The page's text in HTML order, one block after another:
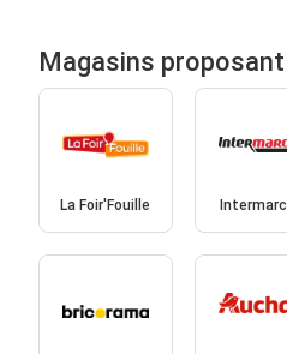
Magasins
La Foir'Fouille